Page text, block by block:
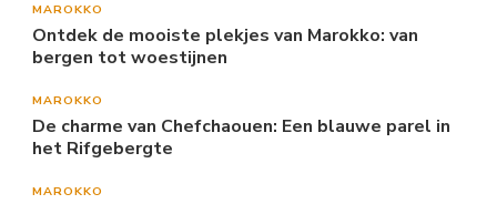
MAROKKO
Ontdek de mooiste plekjes van Marokko: van
bergen tot woestijnen
MAROKKO
De charme van Chefchaouen: Een blauwe parel in
het Rifgebergte
MAROKKO